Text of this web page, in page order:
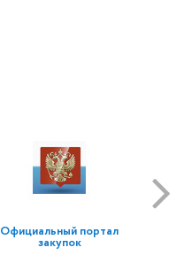
Официальный портал
закупок